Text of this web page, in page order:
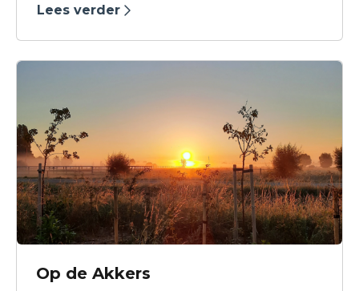
Liefhebber, Aldert Liefhebber. Het is in alle
Lees verder
Op de Akkers